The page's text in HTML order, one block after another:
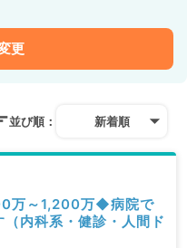
更
並び順： 新着順
万～1,200万◆病院で
内科系・健診・人間ド